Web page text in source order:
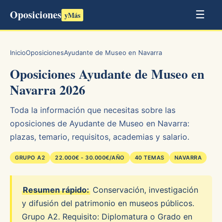
Oposiciones yMás ☰
InicioOposicionesAyudante de Museo en Navarra
Oposiciones Ayudante de Museo en
Navarra 2026
Toda la información que necesitas sobre las
oposiciones de Ayudante de Museo en Navarra:
plazas, temario, requisitos, academias y salario.
GRUPO A2 22.000€ - 30.000€/AÑO 40 TEMAS NAVARRA
Resumen rápido: Conservación, investigación
y difusión del patrimonio en museos públicos.
Grupo A2. Requisito: Diplomatura o Grado en